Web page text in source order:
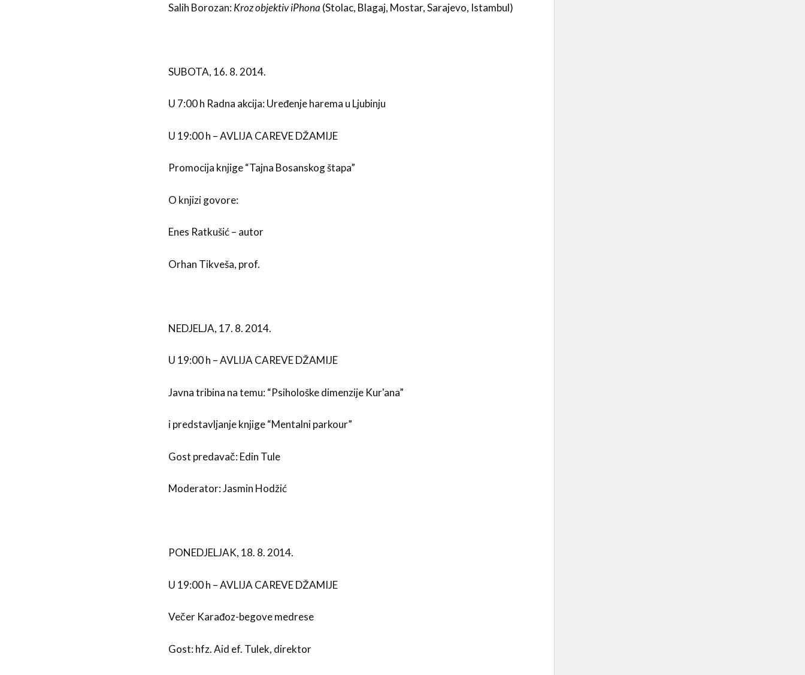
Salih Borozan:Kroz objektiv iPhona (Stolac, Blagaj, Mostar, Sarajevo, Istambul)
SUBOTA, 16. 8. 2014.
U 7:00 h Radna akcija: Uređenje harema u Ljubinju
U 19:00 h – AVLIJA CAREVE DŽAMIJE
Promocija knjige “Tajna Bosanskog štapa”
O knjizi govore:
Enes Ratkušić – autor
Orhan Tikveša, prof.
NEDJELJA, 17. 8. 2014.
U 19:00 h – AVLIJA CAREVE DŽAMIJE
Javna tribina na temu: “Psihološke dimenzije Kur'ana”
i predstavljanje knjige “Mentalni parkour”
Gost predavač: Edin Tule
Moderator: Jasmin Hodžić
PONEDJELJAK, 18. 8. 2014.
U 19:00 h – AVLIJA CAREVE DŽAMIJE
Večer Karađoz-begove medrese
Gost: hfz. Aid ef. Tulek, direktor